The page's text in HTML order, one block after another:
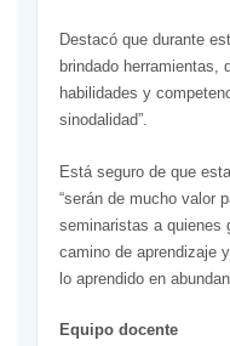
Destacó que durante
brindado herramientas,
habilidades y
sinodalidad”.
Está seguro de que
“serán de mucho valor
seminaristas a quienes
camino de aprendizaje
lo aprendido en
Equipo docente